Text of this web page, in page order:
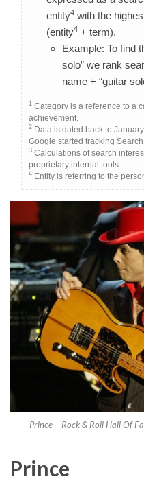
entity4 with the
(entity4 + term).
Example: To find
solo” we rank
name + “guitar
1 Category is a reference to a
achievement.
2 Data is dated back to
Google started tracking
3 Calculations of search
proprietary internal tools.
4 Entity is referring to the
Prince – Rock & Roll Hall Of
Prince